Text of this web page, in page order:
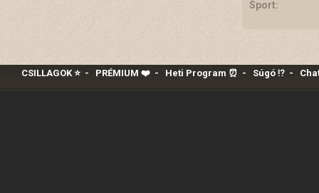
Sport:
CSILLAGOK ⭐- PRÉMIUM ❤️‍- Heti Program ⏰ - Súgó ⁉️-